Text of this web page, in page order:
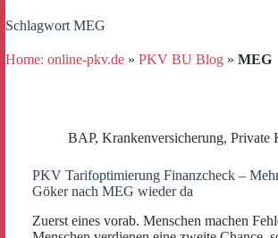
Schlagwort MEG
Home: online-pkv.de » PKV BU Blog » MEG
BAP, Krankenversicherung, Private
PKV Tarifoptimierung Finanzcheck –
Göker nach MEG wieder da
Zuerst eines vorab. Menschen machen